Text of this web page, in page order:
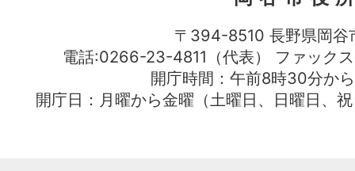
〒394-8510 長野県岡谷
電話:0266-23-4811（代表） ファッ
開庁時間：午前8時30分か
開庁日：月曜から金曜（土曜日、日曜日、